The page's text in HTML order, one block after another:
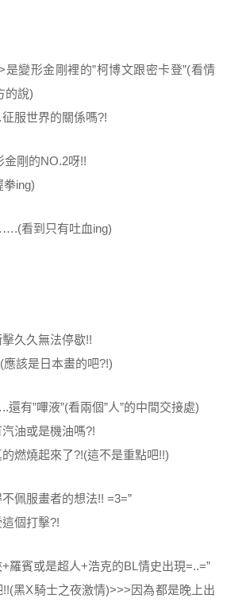
變形金剛裡的”柯博文跟密卡登”(看情
的說)
服世界的關係嗎?!
金剛的NO.2呀!!
拳ing)
看到只有吐血ing)
久久無法停歇!!
該是日本畫的吧?!)
有”嗶液”(看兩個”人”的中間交接處)
油或是機油嗎?!
燃燒起來了?!(這不是重點吧!!)
佩服畫者的想法!! =3=”
個打擊?!
羅賓或是超人+浩克的BL情史出現=..=”
黑X騎士之夜激情)>>>因為都是晚上出